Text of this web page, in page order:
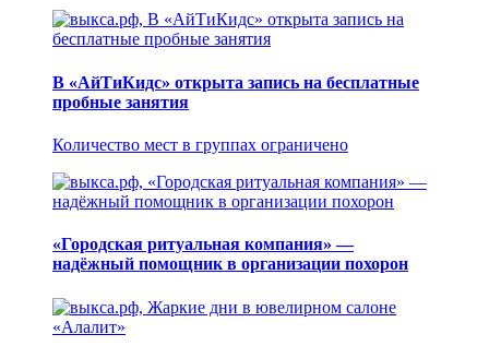
В «АйТиКидс» открыта запись на бесплатные
пробные занятия
Количество мест в группах ограничено
«Городская ритуальная компания» —
надёжный помощник в организации похорон